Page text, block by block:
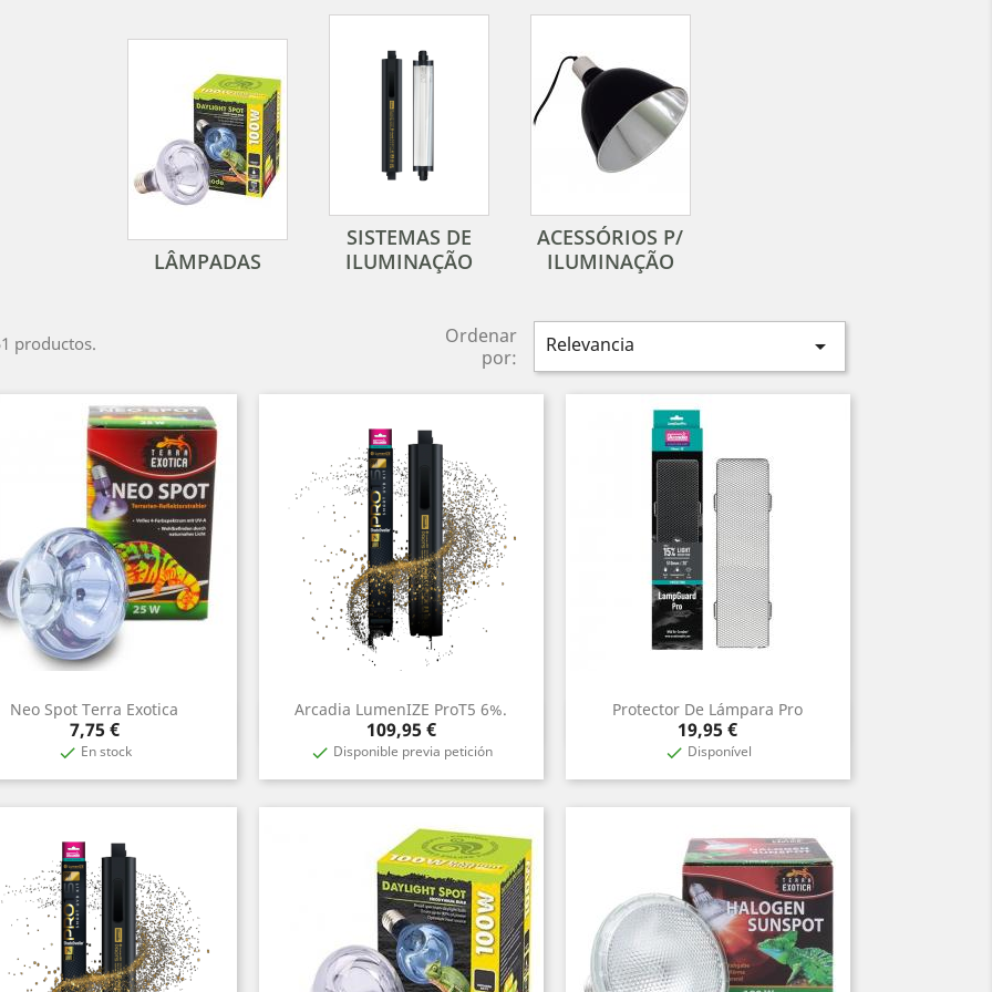
LÂMPADAS
SISTEMAS DE
ILUMINAÇÃO
ACESSÓRIOS P/
ILUMINAÇÃO
productos.
Ordenar
por:
Relevancia 
Neo Spot Terra Exotica
Precio
7,75 €
 En stock
Vista rápida
Arcadia LumenIZE ProT5 6%.
Precio
109,95 €
 Disponible previa petición
Vista rápida
Protector De Lámpara Pro
Precio
19,95 €
 Disponível
Vista rápida